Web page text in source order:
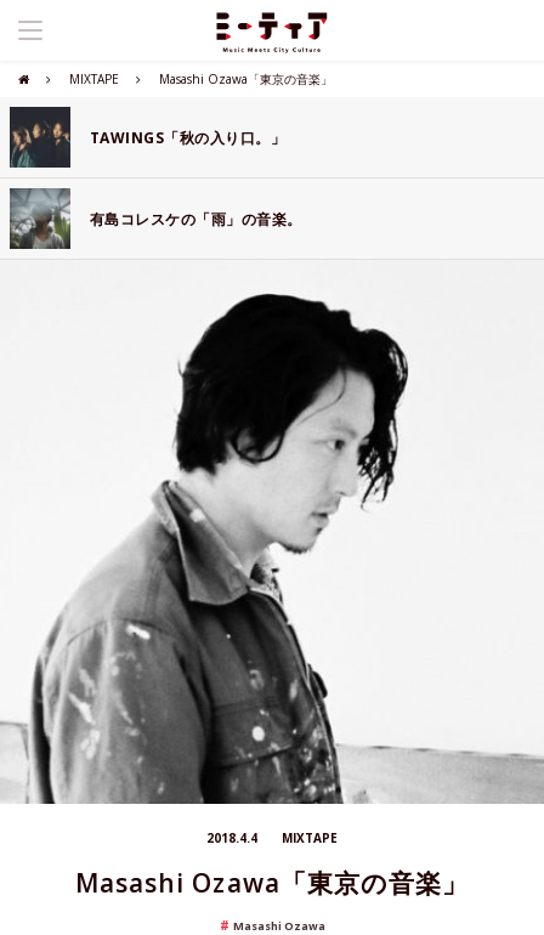
MIXTAPE Masashi Ozawa「東京の音楽」
TAWINGS「秋の入り口。」
有島コレスケの「雨」の音楽。
2018.4.4 MIXTAPE
Masashi Ozawa「東京の音楽」
Masashi Ozawa